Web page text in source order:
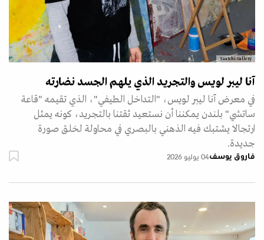
Saatchi Gallery
آنا ليبر لويس والتجريد الذي يلهم الجسد نضارته
في معرض آنا ليبر لويس، "التداخل الطيفي"، الذي تقيمه "قاعة
ساتشي" بلندن يمكننا أن نستعيد ثقتنا بالتجريد، كونه يمثل
ارتجالا يشتبك فيه الذهني بالبصري في محاولة لخلق صورة
جديدة.
فاروق يوسف04 يوليو 2026